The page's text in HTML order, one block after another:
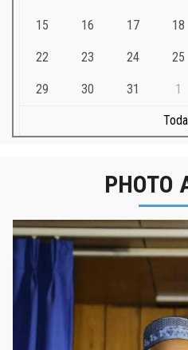
15 16 17 18
22 23 24 25
29 30 31 1
PHOTO